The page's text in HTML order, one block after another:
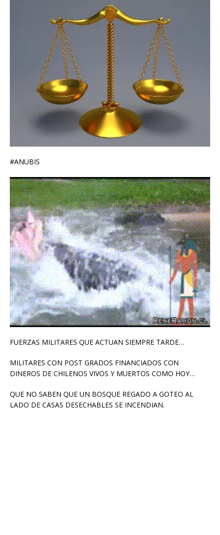
#ANUBIS
FUERZAS MILITARES QUE ACTUAN SIEMPRE TARDE…
MILITARES CON POST GRADOS FINANCIADOS CON
DINEROS DE CHILENOS VIVOS Y MUERTOS COMO HOY…
QUE NO SABEN QUE UN BOSQUE REGADO A GOTEO AL
LADO DE CASAS DESECHABLES SE INCENDIAN.